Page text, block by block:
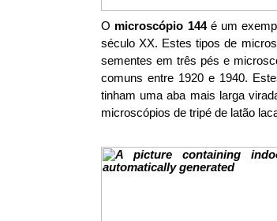
O microscópio 144é um
século XX. Estes tipos de
sementes em três pés e
comuns entre 1920 e 1940.
tinham uma aba mais larga
microscópios de tripé de latão